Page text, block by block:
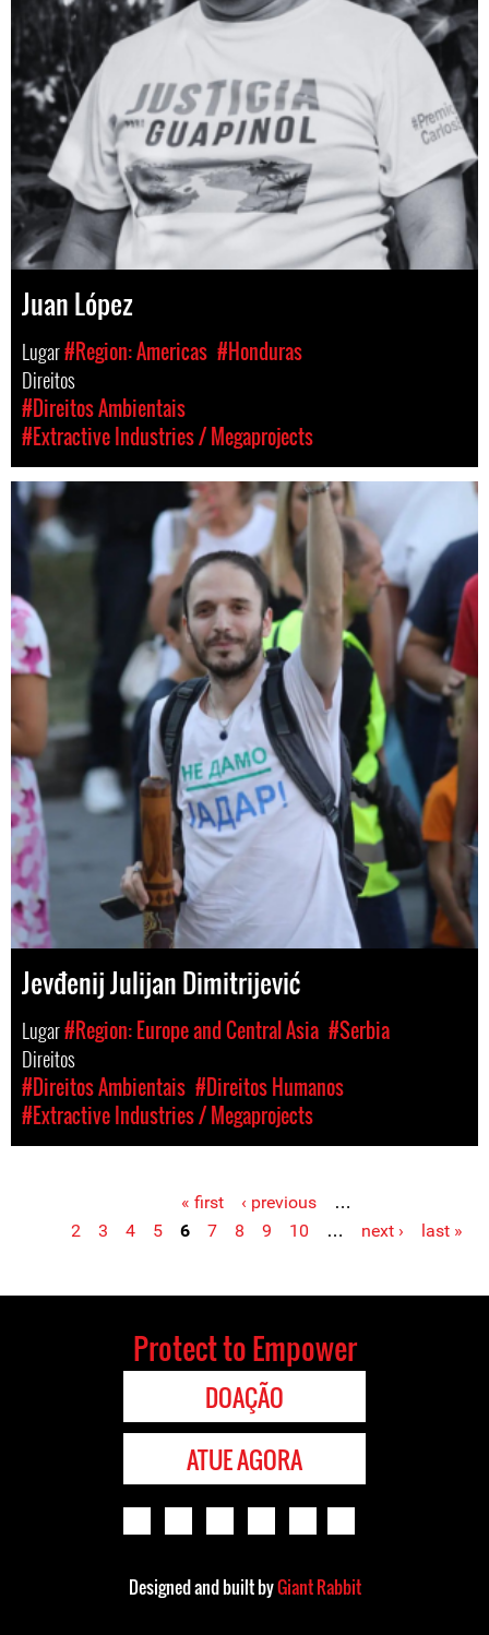
Juan López
Lugar#Region: Americas #Honduras
Direitos
#Direitos Ambientais
#Extractive Industries / Megaprojects
Jevđenij Julijan Dimitrijević
Lugar#Region: Europe and Central Asia #Serbia
Direitos
#Direitos Ambientais #Direitos Humanos
#Extractive Industries / Megaprojects
« first ‹ previous
…
2
3 4 5 6 7 8 9 10 … next › last »
Protect to Empower
DOAÇÃO
ATUE AGORA
Designed and built byGiant Rabbit